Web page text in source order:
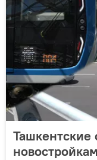
Ташкентские